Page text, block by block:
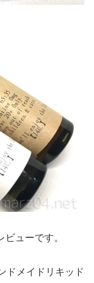
ビューです。
ドメイドリキッド